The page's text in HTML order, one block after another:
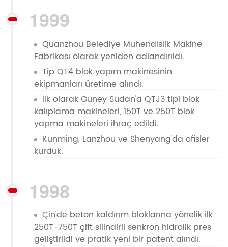
1999
Quanzhou Belediye Mühendislik Makine
Fabrikası olarak yeniden adlandırıldı.
Tip QT4 blok yapım makinesinin
ekipmanları üretime alındı.
İlk olarak Güney Sudan'a QTJ3 tipi blok
kalıplama makineleri, 150T ve 250T blok
yapma makineleri ihraç edildi.
Kunming, Lanzhou ve Shenyang'da ofisler
kurduk.
1998
Çin'de beton kaldırım bloklarına yönelik ilk
250T-750T çift silindirli senkron hidrolik pres
geliştirildi ve pratik yeni bir patent alındı.